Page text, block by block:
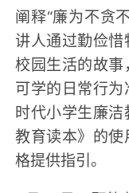
阐释“廉为不贪
讲人通过勤俭
校园生活的故
可学的日常行
时代小学生廉
教育读本》的
格提供指引。